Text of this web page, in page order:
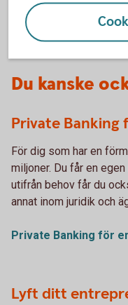
Så förbereder du
Du kanske
Private
För dig som har en
miljoner. Du får en
utifrån behov får du
annat inom juridik och
Private Banking för
Lyft ditt